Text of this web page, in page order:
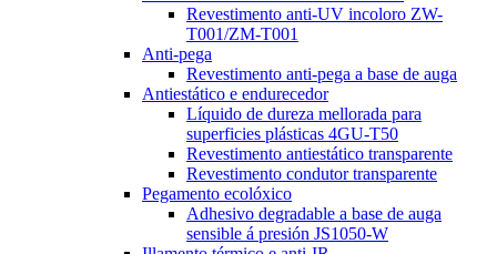
Revestimento anti-UV incoloro ZW-
T001/ZM-T001
Anti-pega
Revestimento anti-pega a base de auga
Antiestático e endurecedor
Líquido de dureza mellorada para
superficies plásticas 4GU-T50
Revestimento antiestático transparente
Revestimento condutor transparente
Pegamento ecolóxico
Adhesivo degradable a base de auga
sensible á presión JS1050-W